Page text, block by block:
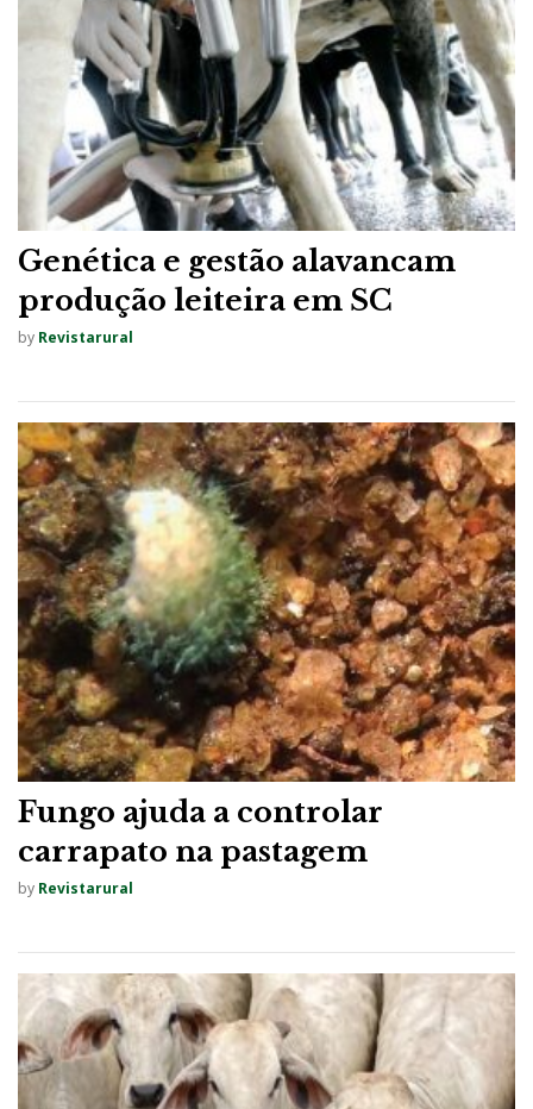
Genética e gestão alavancam
produção leiteira em SC
by Revistarural
Fungo ajuda a controlar
carrapato na pastagem
by Revistarural